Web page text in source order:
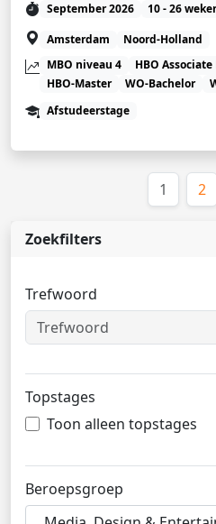
Zoekfilters
Trefwoord
Topstages
Toon alleen topstages
Beroepsgroep
September 2026 10 - 26
Amsterdam
Noord-Holland
MBO niveau 4
HBO
HBO-Master
WO-Bachelor
Afstudeerstage
1 (huidige)
2